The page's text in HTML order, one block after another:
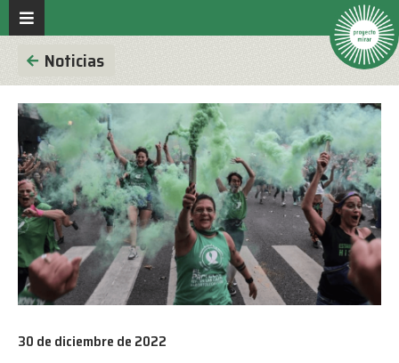
Noticias
30 de diciembre de 2022